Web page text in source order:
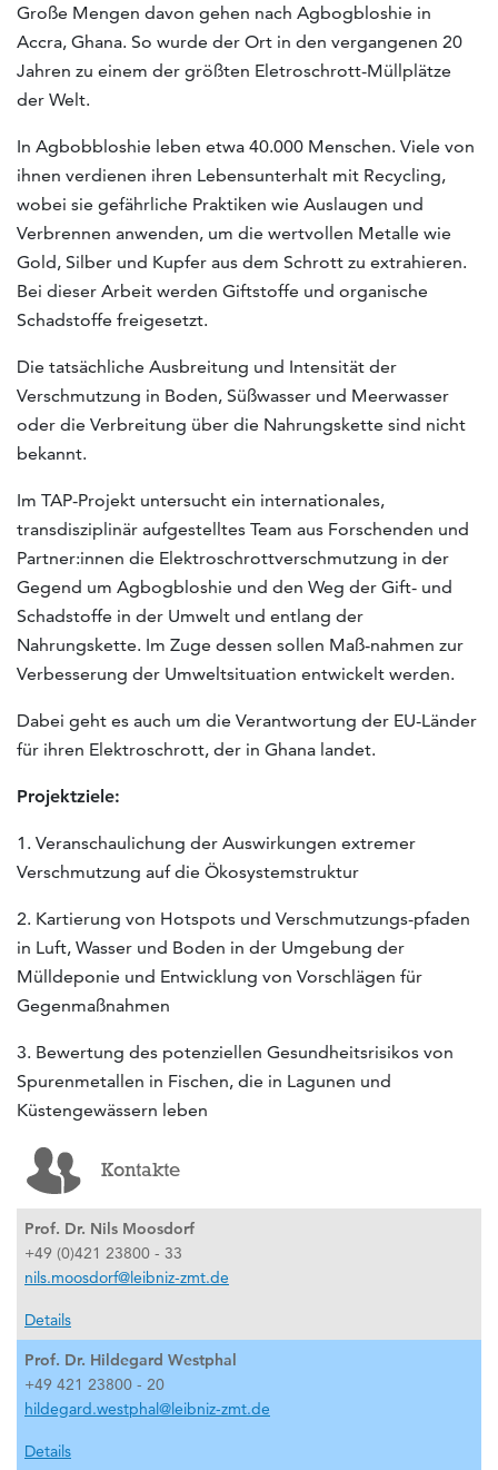
Große Mengen davon gehen nach Agbogbloshie in
Accra, Ghana. So wurde der Ort in den vergangenen 20
Jahren zu einem der größten Eletroschrott-Müllplätze
der Welt.
In Agbobbloshie leben etwa 40.000 Menschen. Viele von
ihnen verdienen ihren Lebensunterhalt mit Recycling,
wobei sie gefährliche Praktiken wie Auslaugen und
Verbrennen anwenden, um die wertvollen Metalle wie
Gold, Silber und Kupfer aus dem Schrott zu extrahieren.
Bei dieser Arbeit werden Giftstoffe und organische
Schadstoffe freigesetzt.
Die tatsächliche Ausbreitung und Intensität der
Verschmutzung in Boden, Süßwasser und Meerwasser
oder die Verbreitung über die Nahrungskette sind nicht
bekannt.
Im TAP-Projekt untersucht ein internationales,
transdisziplinär aufgestelltes Team aus Forschenden und
Partner:innen die Elektroschrottverschmutzung in der
Gegend um Agbogbloshie und den Weg der Gift- und
Schadstoffe in der Umwelt und entlang der
Nahrungskette. Im Zuge dessen sollen Maß-nahmen zur
Verbesserung der Umweltsituation entwickelt werden.
Dabei geht es auch um die Verantwortung der EU-Länder
für ihren Elektroschrott, der in Ghana landet.
Projektziele:
1. Veranschaulichung der Auswirkungen extremer
Verschmutzung auf die Ökosystemstruktur
2. Kartierung von Hotspots und Verschmutzungs-pfaden
in Luft, Wasser und Boden in der Umgebung der
Mülldeponie und Entwicklung von Vorschlägen für
Gegenmaßnahmen
3. Bewertung des potenziellen Gesundheitsrisikos von
Spurenmetallen in Fischen, die in Lagunen und
Küstengewässern leben
Kontakte
Prof. Dr. Nils Moosdorf
+49 (0)421 23800 - 33
nils.moosdorf@leibniz-zmt.de
Details
Prof. Dr. Hildegard Westphal
+49 421 23800 - 20
hildegard.westphal@leibniz-zmt.de
Details